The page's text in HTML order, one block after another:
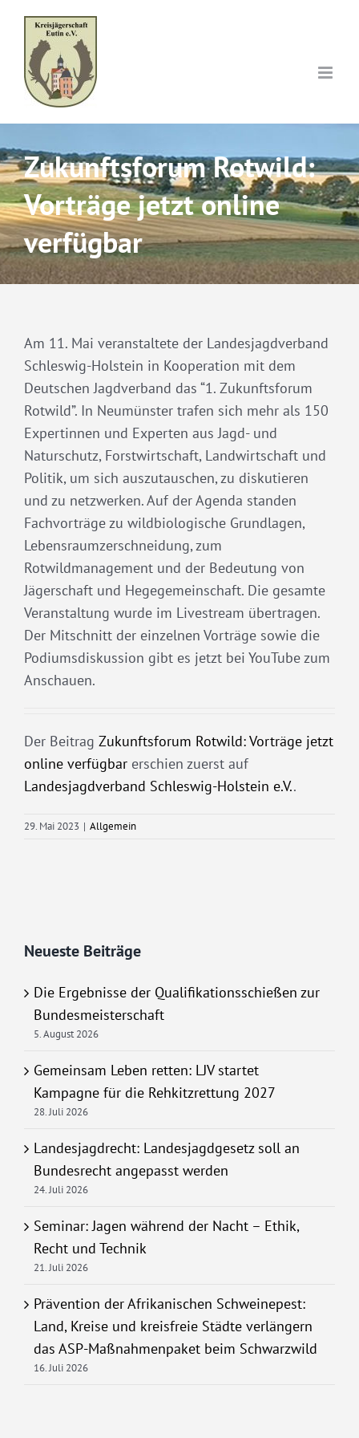
content
Zukunftsforum Rotwild:
Vorträge jetzt online
verfügbar
Am 11. Mai veranstaltete der Landesjagdverband
Schleswig-Holstein in Kooperation mit dem
Deutschen Jagdverband das “1. Zukunftsforum
Rotwild”. In Neumünster trafen sich mehr als 150
Expertinnen und Experten aus Jagd- und
Naturschutz, Forstwirtschaft, Landwirtschaft und
Politik, um sich auszutauschen, zu diskutieren
und zu netzwerken. Auf der Agenda standen
Fachvorträge zu wildbiologische Grundlagen,
Lebensraumzerschneidung, zum
Rotwildmanagement und der Bedeutung von
Jägerschaft und Hegegemeinschaft. Die gesamte
Veranstaltung wurde im Livestream übertragen.
Der Mitschnitt der einzelnen Vorträge sowie die
Podiumsdiskussion gibt es jetzt bei YouTube zum
Anschauen.
Der Beitrag Zukunftsforum Rotwild: Vorträge jetzt
online verfügbar erschien zuerst auf
Landesjagdverband Schleswig-Holstein e.V..
29. Mai 2023 | Allgemein
Neueste Beiträge
Die Ergebnisse der Qualifikationsschießen zur
Bundesmeisterschaft
5. August 2026
Gemeinsam Leben retten: LJV startet
Kampagne für die Rehkitzrettung 2027
28. Juli 2026
Landesjagdrecht: Landesjagdgesetz soll an
Bundesrecht angepasst werden
24. Juli 2026
Seminar: Jagen während der Nacht – Ethik,
Recht und Technik
21. Juli 2026
Prävention der Afrikanischen Schweinepest:
Land, Kreise und kreisfreie Städte verlängern
das ASP-Maßnahmenpaket beim Schwarzwild
16. Juli 2026